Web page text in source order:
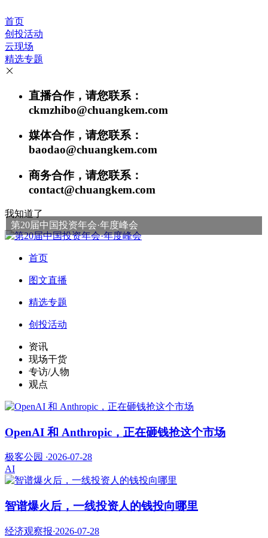
首页
创投活动
云现场
精选专题
直播合作，请您联系：
ckmzhibo@chuangkem.com
媒体合作，请您联系：
baodao@chuangkem.com
商务合作，请您联系：
contact@chuangkem.com
我知道了
第20届中国投资年会·年度峰会
首页
图文直播
精选专题
创投活动
资讯
现场干货
专访/人物
观点
OpenAI 和 Anthropic，正在砸钱抢这个市场
极客公园 ·2026-07-28
AI
智谱爆火后，一线投资人的钱投向哪里
经济观察报·2026-07-28